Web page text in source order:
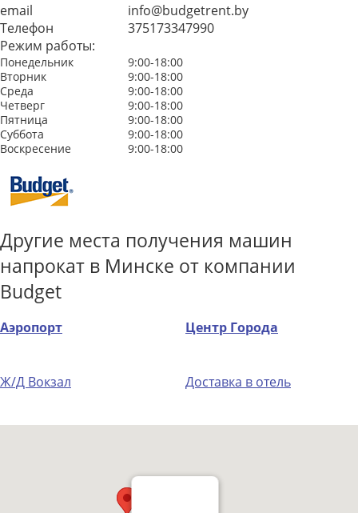
email
info@budgetrent.by
Телефон
375173347990
Режим работы:
Понедельник
9:00-18:00
Вторник
9:00-18:00
Среда
9:00-18:00
Четверг
9:00-18:00
Пятница
9:00-18:00
Суббота
9:00-18:00
Воскресение
9:00-18:00
Другие места получения машин
напрокат в Минске от компании
Budget
Аэропорт Центр Города
Ж/Д Вокзал Доставка в отель